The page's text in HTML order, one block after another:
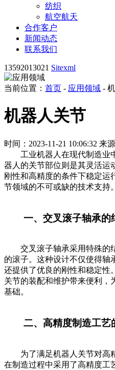
纺织
航空航天
合作客户
新闻动态
联系我们
13592013021 Sitexml
当前位置： 首页 - 应用领域 -
机器人关节
时间：2023-11-21 10:06:32 来
工业机器人在现代制造业
器人的关节部位则是其灵活运
刚性和高精度的条件下稳定运
节领域的不可或缺的技术支持。
一、交叉滚子轴承的
交叉滚子轴承采用特殊的
的滚子。这种设计不仅使得轴
还提供了优良的刚性和稳定性
关节的装配和维护带来便利，
基础。
二、高精度制造工艺
为了满足机器人关节对高
在制造过程中采用了高精度工